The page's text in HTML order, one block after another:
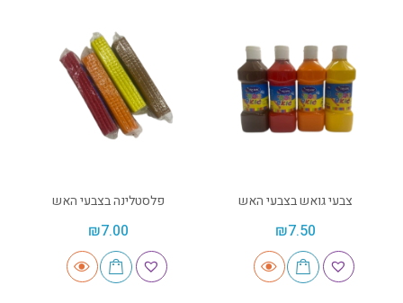
צבעי גואש בצבעי האש
₪7.50
פלסטלינה בצבעי האש
₪7.00